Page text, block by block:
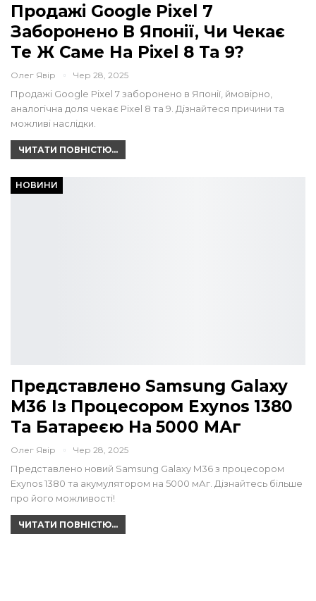
Продажі Google Pixel 7
Заборонено В Японії, Чи Чекає
Те Ж Саме На Pixel 8 Та 9?
Олег Явір Чер 28, 2025
Продажі Google Pixel 7 заборонено в Японії, ймовірно,
аналогічна доля чекає Pixel 8 та 9. Дізнайтеся причини та
можливі наслідки.
ЧИТАТИ ПОВНІСТЮ...
НОВИНИ
Представлено Samsung Galaxy
M36 Із Процесором Exynos 1380
Та Батареєю На 5000 МАг
Олег Явір Чер 28, 2025
Представлено новий Samsung Galaxy M36 з процесором
Exynos 1380 та акумулятором на 5000 мАг. Дізнайтесь більше
про його можливості!
ЧИТАТИ ПОВНІСТЮ...